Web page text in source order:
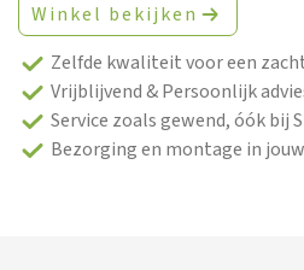
Winkel bekijken
Zelfde kwaliteit voor een
Vrijblijvend & Persoonlijk
Service zoals gewend, óók bij
Bezorging en montage in